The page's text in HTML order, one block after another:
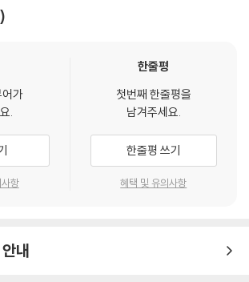
쌍동이 동생 여몽을 데려와 완쾌시킨다. 딩은 할
버지는 일본인들에게 붙잡히고 딩을 죽이려는 지령
결에 성이 못나가게 하려고 이들을 가둔다. 결전의
지는 탈출을 하는데, 오가행이 인솔하는 경찰특공
성은 무사히 카지노 장으로 오고 일본군이 데려온
마지막 승부를 벌이게 된다. 이 자리에서 마음을
성은 이기게 되고, 그 초능력의 힘으로 다시 타임 터
어가
.
항
한줄평
첫번째 한줄평을
남겨주세요.
한줄평 쓰기
혜택 및 유의사항
내